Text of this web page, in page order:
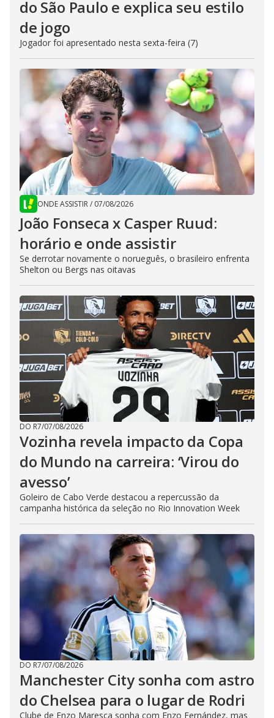
do São Paulo e explica seu estilo
de jogo
Jogador foi apresentado nesta sexta-feira (7)
ONDE ASSISTIR/ 07/08/2026
João Fonseca x Casper Ruud:
horário e onde assistir
Se derrotar novamente o norueguês, o brasileiro enfrenta
Shelton ou Bergs nas oitavas
DO R7/07/08/2026
Vozinha revela impacto da Copa
do Mundo na carreira: ‘Virou do
avesso’
Goleiro de Cabo Verde destacou a repercussão da
campanha histórica da seleção no Rio Innovation Week
DO R7/07/08/2026
Manchester City sonha com astro
do Chelsea para o lugar de Rodri
Clube de Enzo Maresca sonha com Enzo Fernández, mas